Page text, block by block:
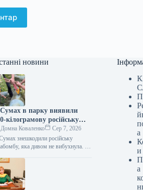
новини
в парку виявили
кілограмову російську
Домна Коваленко
Сер 7, 2026
знешкодили російську
яка дивом не вибухнула. У
авіабомбу з модулем
і корекції,…
а
и
а